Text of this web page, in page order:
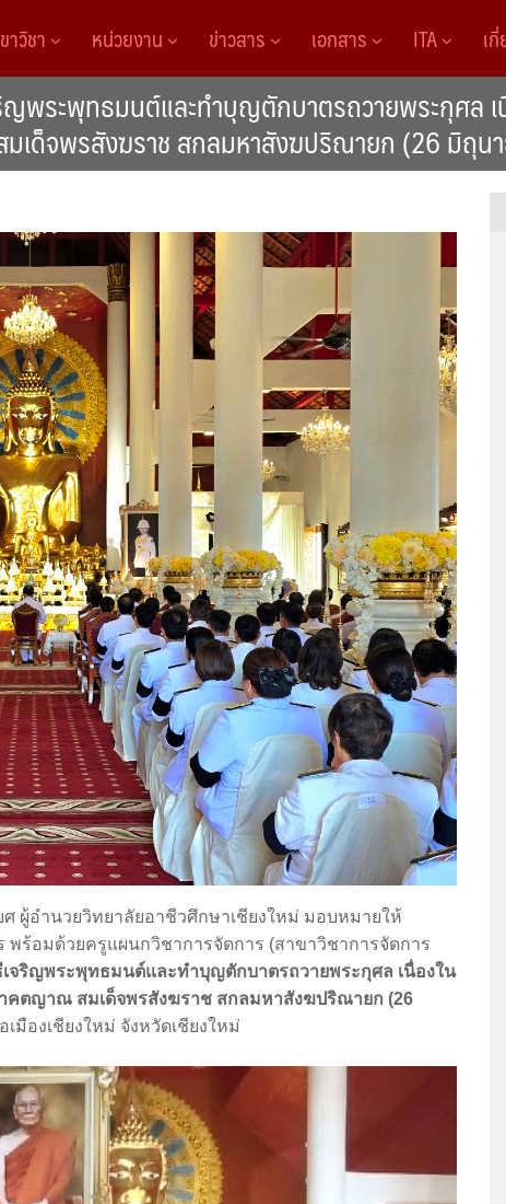
าวิชา หน่วยงาน ข่าวสาร เอกสาร ITA เ
ญพระพุทธมนต์และทำบุญตักบาตรถวายพระกุศล
เด็จพรสังฆราช สกลมหาสังฆปริณายก (26 มิถุน
ผู้อำนวยวิทยาลัยอาชีวศึกษาเชียงใหม่ มอบหมายให้
ร้อมด้วยครูแผนกวิชาการจัดการ (สาขาวิชาการจัดการ
จริญพระพุทธมนต์และทำบุญตักบาตรถวายพระกุศล เนื่องใน
คตญาณ สมเด็จพรสังฆราช สกลมหาสังฆปริณายก (26
มืองเชียงใหม่ จังหวัดเชียงใหม่